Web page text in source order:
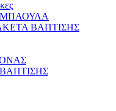
ΜΠΑΟΥΛΑ
ΒΑΠΤΙΣΗΣ